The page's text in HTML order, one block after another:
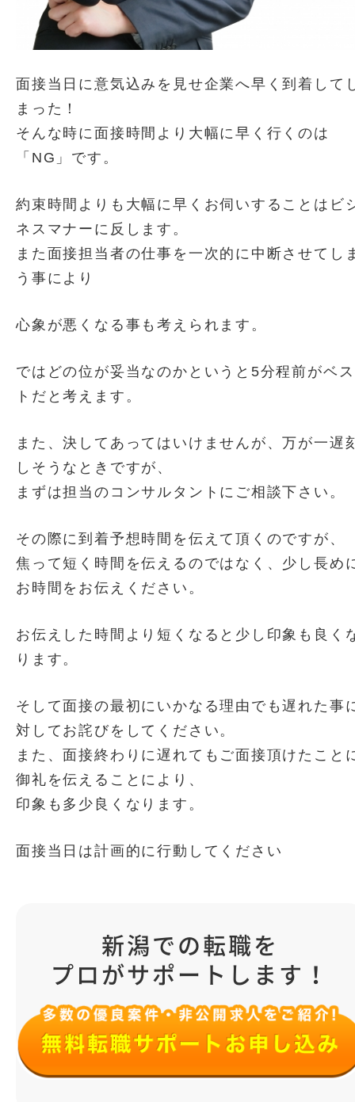
面接当日に意気込みを見せ企業へ早く到着して
まった！
そんな時に面接時間より大幅に早く行くのは
「NG」です。
約束時間よりも大幅に早くお伺いすることはビ
ネスマナーに反します。
また面接担当者の仕事を一次的に中断させてし
う事により
心象が悪くなる事も考えられます。
ではどの位が妥当なのかというと5分程前がベス
トだと考えます。
また、決してあってはいけませんが、万が一遅
しそうなときですが、
まずは担当のコンサルタントにご相談下さい。
その際に到着予想時間を伝えて頂くのですが、
焦って短く時間を伝えるのではなく、少し長め
お時間をお伝えください。
お伝えした時間より短くなると少し印象も良く
ります。
そして面接の最初にいかなる理由でも遅れた事
対してお詫びをしてください。
また、面接終わりに遅れてもご面接頂けたこと
御礼を伝えることにより、
印象も多少良くなります。
面接当日は計画的に行動してください
新潟での転職を
プロがサポートします！